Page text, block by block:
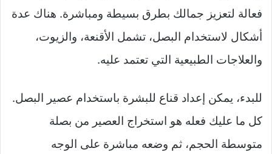
فعالة لتعزيز جمالك بطرق بسيطة ومباشرة. هناك عدة
أشكال لاستخدام البصل، تشمل الأقنعة، والزيوت،
والعلاجات الطبيعية التي تعتمد عليه.
للبدء، يمكن إعداد قناع للبشرة باستخدام عصير البصل.
كل ما عليك فعله هو استخراج العصير من بصلة
متوسطة الحجم، ثم وضعه مباشرة على الوجه